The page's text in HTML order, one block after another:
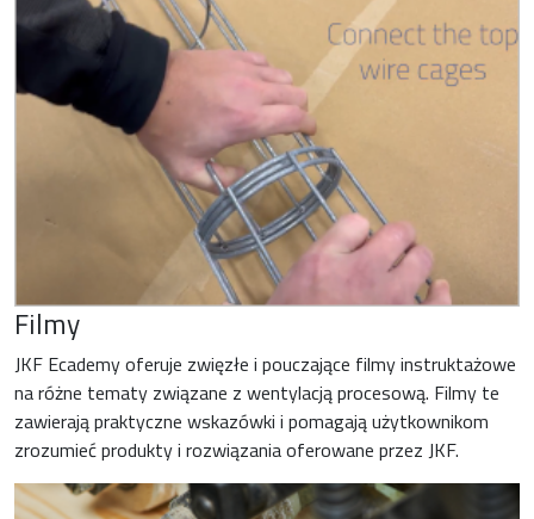
Filmy
JKF Ecademy oferuje zwięzłe i pouczające filmy instruktażowe
na różne tematy związane z wentylacją procesową. Filmy te
zawierają praktyczne wskazówki i pomagają użytkownikom
zrozumieć produkty i rozwiązania oferowane przez JKF.